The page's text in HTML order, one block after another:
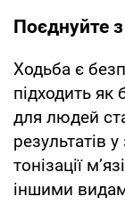
Поєднуйте
Ходьба є
підходить
для людей
результатів
тонізації
іншими